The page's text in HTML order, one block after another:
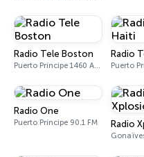
Radio Tele Boston
Puerto Príncipe 1460 AM, 101.1 FM
Radio
Puerto
Radio One
Puerto Príncipe 90.1 FM Radio